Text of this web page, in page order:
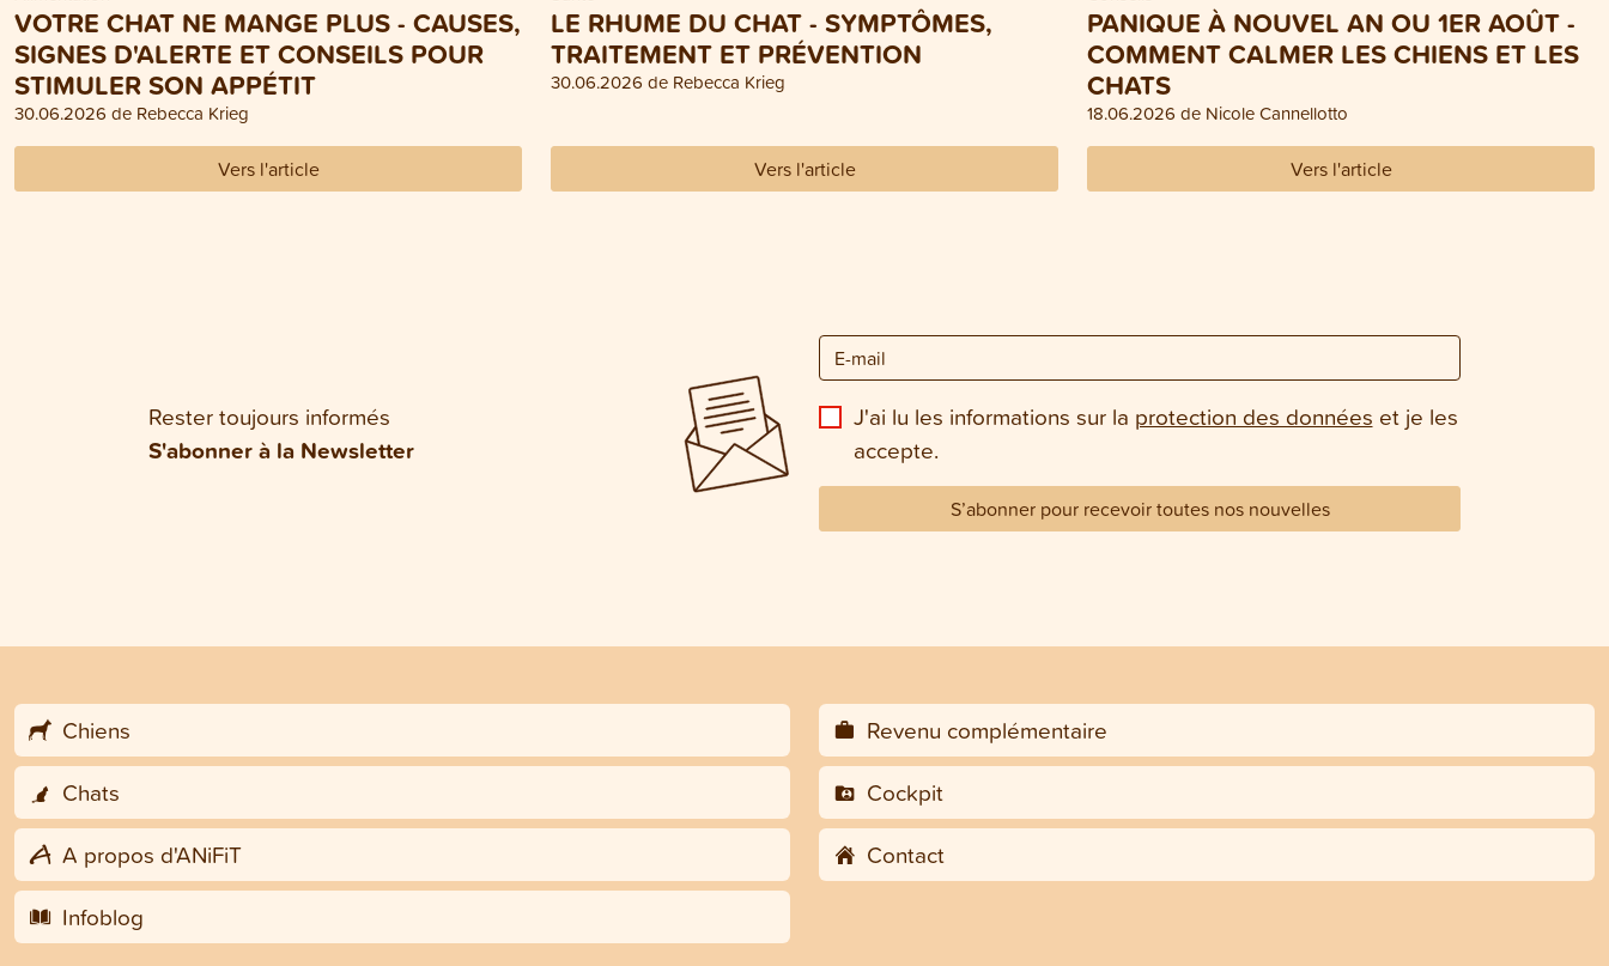
VOTRE CHAT NE MANGE PLUS - CAUSES,
SIGNES D'ALERTE ET CONSEILS POUR
STIMULER SON APPÉTIT
30.06.2026 de Rebecca Krieg
Vers l'article
LE RHUME DU CHAT - SYMPTÔMES,
TRAITEMENT ET PRÉVENTION
30.06.2026 de Rebecca Krieg
Vers l'article
PANIQUE À NOUVEL AN OU 1ER AOÛT -
COMMENT CALMER LES CHIENS ET LES
CHATS
18.06.2026 de Nicole Cannellotto
Vers l'article
Rester toujours informés
S'abonner à la Newsletter
J'ai lu les informations sur la protection des données et je les
accepte.
S’abonner pour recevoir toutes nos nouvelles
Chiens
Chats
A propos d'ANiFiT
Infoblog
Revenu complémentaire
Cockpit
Contact